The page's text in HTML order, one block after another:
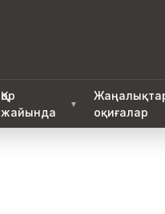
Қор
жайында
▼
оқиғалар